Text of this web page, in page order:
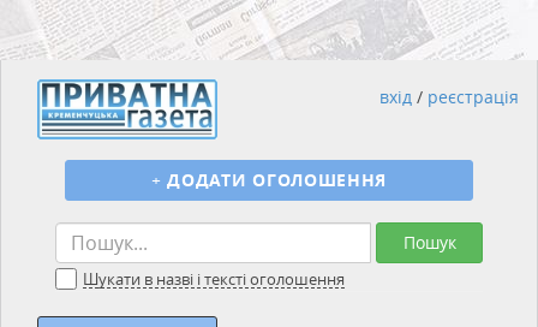
Пошук
Шукати в назві і тексті оголошення
+ ДОДАТИ ОГОЛОШЕННЯ
вхід / реєстрація